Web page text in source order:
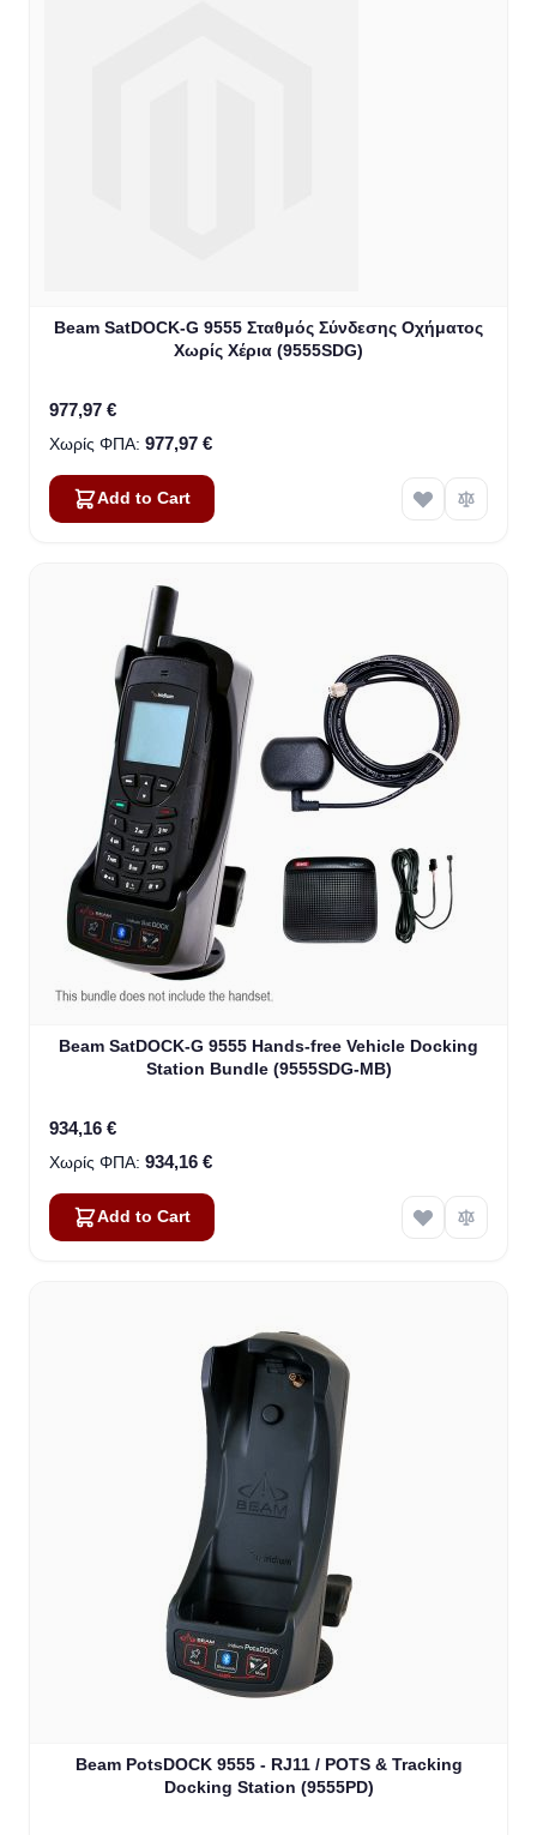
Beam SatDOCK-G 9555 Σταθμός Σύνδεσης Οχήματος
Χωρίς Χέρια (9555SDG)
977,97 €
977,97 €
Add to Cart
Beam SatDOCK-G 9555 Hands-free Vehicle Docking
Station Bundle (9555SDG-MB)
934,16 €
934,16 €
Add to Cart
Beam PotsDOCK 9555 - RJ11 / POTS & Tracking
Docking Station (9555PD)